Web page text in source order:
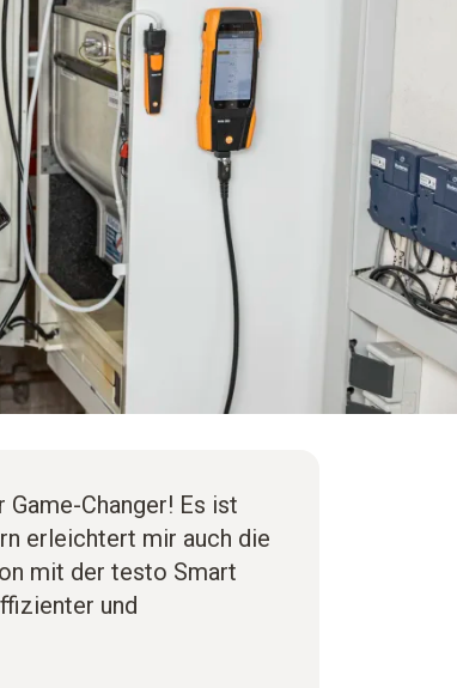
Changer! Es ist
erleichtert mir auch die
mit der testo Smart
und